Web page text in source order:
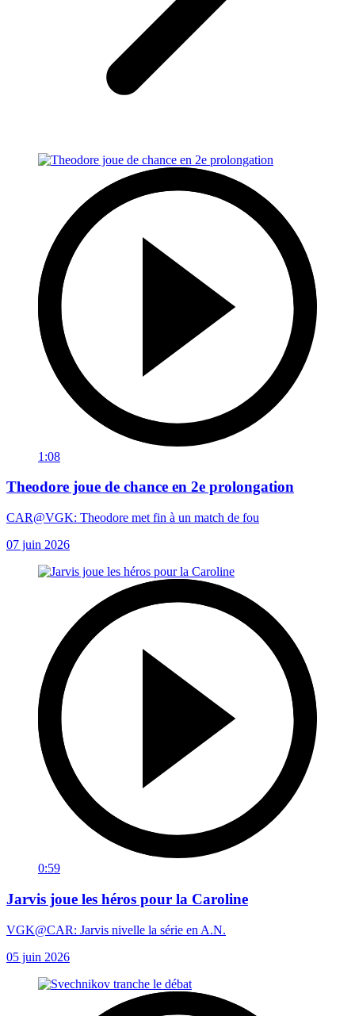
1:08
Theodore joue de chance en 2e prolongation
CAR@VGK: Theodore met fin à un match de fou
07 juin 2026
0:59
Jarvis joue les héros pour la Caroline
VGK@CAR: Jarvis nivelle la série en A.N.
05 juin 2026